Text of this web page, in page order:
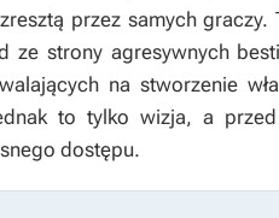
przez samych graczy.
strony agresywnych
na stworzenie
to tylko wizja, a
dostępu.